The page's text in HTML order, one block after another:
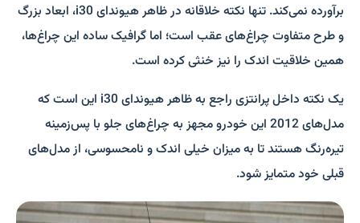
برآورده نمی‌کند. تنها نکته خلاقانه در ظاهر هیوندای i30، ابعاد بزرگ
و طرح متفاوت چراغ‌های عقب است؛ اما گرافیک ساده این چراغ‌ها،
همین خلاقیت اندک را نیز خنثی کرده است.
یک نکته داخل پرانتزی راجع به ظاهر هیوندای i30 این است که
مدل‌های 2012 این خودرو مجهز به چراغ‌های جلو با پس‌زمینه
تیره‌رنگ هستند تا به ‌میزان خیلی اندک و نامحسوسی، از مدل‌های
قبلی خود متمایز شود.